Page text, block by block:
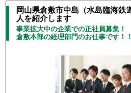
岡山県倉敷市中島（水島臨海鉄
人を紹介します
事業拡大中の企業での正社員募集！
倉敷本部の経理部門のお仕事です！！